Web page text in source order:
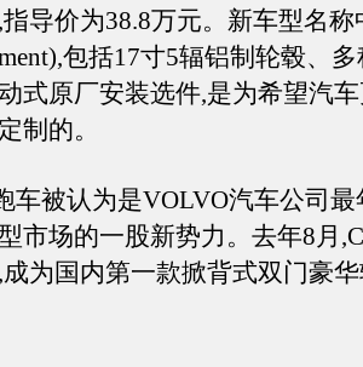
导价为38.8万元。新车型名称
包括17寸5辐铝制轮毂、
式原厂安装选件,是为希望汽
制的。
被认为是VOLVO汽车公司最
市场的一股新势力。去年8月
为国内第一款掀背式双门豪